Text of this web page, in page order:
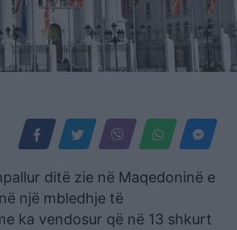
ditë zie në Maqedoninë e
një mbledhje të
ka vendosur që në 13 shkurt